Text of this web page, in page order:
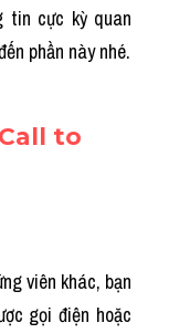
tin cực kỳ quan
phần này nhé.
to
viên khác, bạn
gọi điện hoặc